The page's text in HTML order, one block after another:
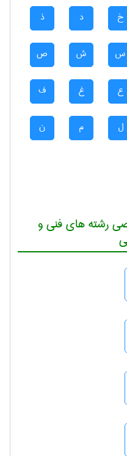
خ د ذ
س ش ص
ع غ ف
ل م ن
رشته های فنی و